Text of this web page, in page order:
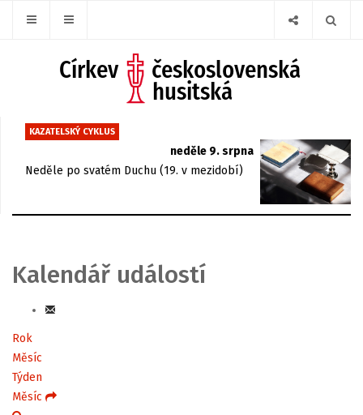
KAZATELSKÝ CYKLUS
neděle 9. srpna
Neděle po svatém Duchu (19. v mezidobí)
Kalendář událostí
Rok
Měsíc
Týden
Měsíc